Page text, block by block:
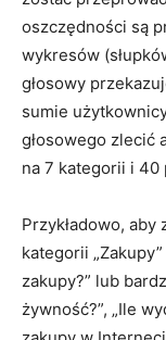
oszczędności są
wykresów
głosowy
sumie
głosowego zlecić
na 7 kategorii i 40
Przykładowo,
kategorii
zakupy?” lub
żywność?”, „Ile